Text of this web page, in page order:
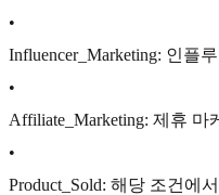
•
Influencer_Marketing: 인플
•
Affiliate_Marketing: 제휴 마
•
Product_Sold: 해당 조건에